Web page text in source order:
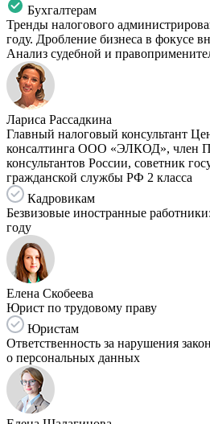
Бухгалтерам
Тренды налогового
году. Дробление бизнеса в фокусе
Анализ судебной и
Лариса Рассадкина
Главный налоговый консультант
консалтинга ООО «ЭЛКОД», член
консультантов России, советник
гражданской службы РФ 2 класса
Кадровикам
Безвизовые иностранные
году
Елена Скобеева
Юрист по трудовому праву
Юристам
Ответственность за нарушения
о персональных данных